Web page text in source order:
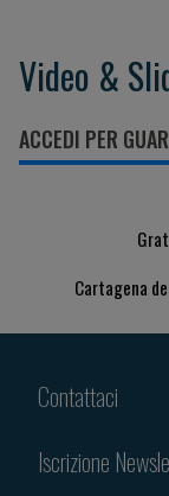
Video &
ACCEDI PER
Cartagena
Contattaci
Iscrizione